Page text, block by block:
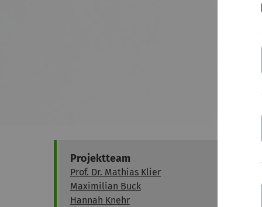
Projektteam
Prof. Dr. Mathias Klier
Maximilian Buck
Hannah Knehr